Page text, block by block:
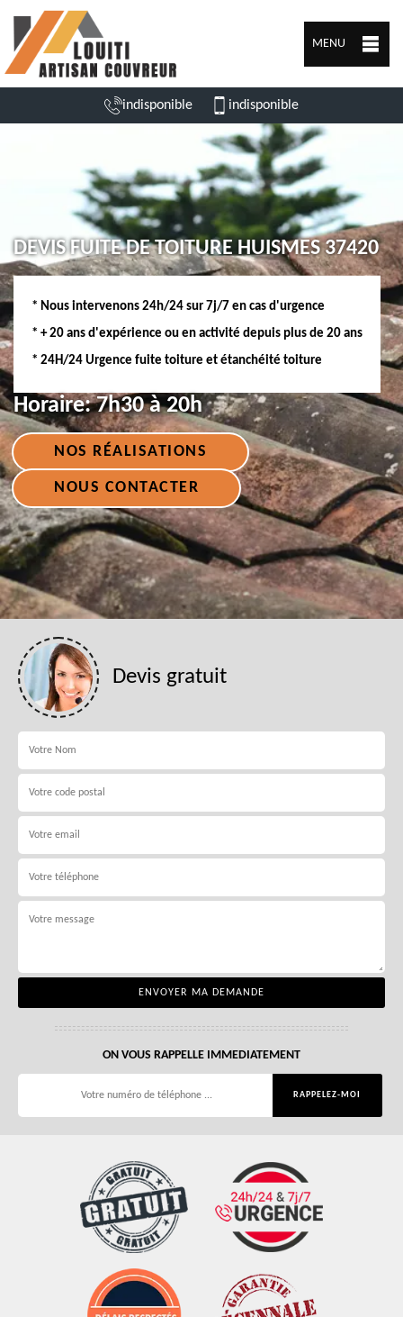
MENU
indisponible indisponible
DEVIS FUITE DE TOITURE HUISMES 37420
* Nous intervenons 24h/24 sur 7j/7 en cas d'urgence
* + 20 ans d'expérience ou en activité depuis plus de 20 ans
* 24H/24 Urgence fuite toiture et étanchéité toiture
Horaire:7h30 à 20h
NOS RÉALISATIONS
NOUS CONTACTER
Devis gratuit
ON VOUS RAPPELLE IMMEDIATEMENT